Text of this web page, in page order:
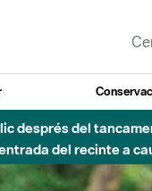
del Besòs degut